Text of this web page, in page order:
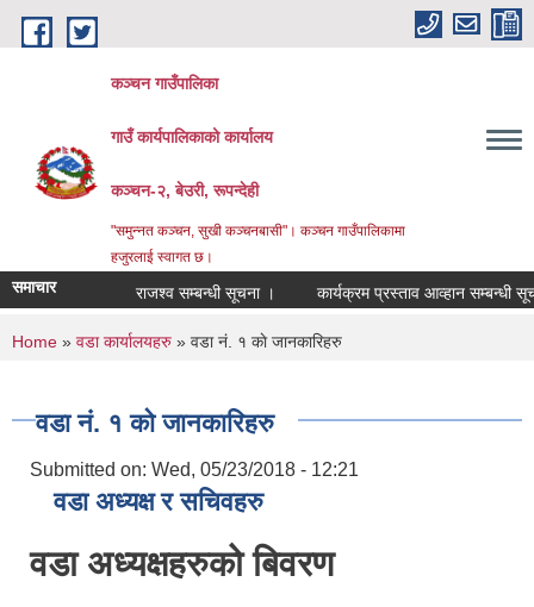
Skip to main content
कञ्चन गाउँपालिका
गाउँ कार्यपालिकाको कार्यालय
कञ्‍चन-२, बेउरी, रूपन्देही
"समुन्‍नत कञ्‍चन, सुखी कञ्‍चनबासी"। कञ्चन गाउँपालिकामा
हजुरलाई स्वागत छ।
समाचार राजश्व सम्बन्धी सूचना । कार्यक्रम प्रस्ताव आव्हान सम्बन्धी सूचना ।
You are here
Home » वडा कार्यालयहरु » वडा नं. १ काे जानकारिहरु
वडा नं. १ काे जानकारिहरु
Submitted on: Wed, 05/23/2018 - 12:21
वडा अध्यक्ष र सचिवहरु
वडा अध्यक्षहरुको बिवरण